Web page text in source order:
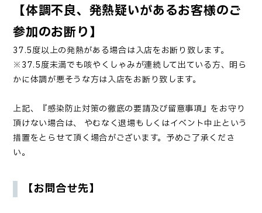
【体調不良、発熱疑いがあるお客様のご
参加のお断り】
37.5度以上の発熱がある場合は入店をお断り致します。
※37.5度未満でも咳やくしゃみが連続して出ている方、明ら
かに体調が悪そうな方は入店をお断り致します。
上記、『感染防止対策の徹底の要請及び留意事項』をお守り
頂けない場合は、 やむなく退場もしくはイベント中止という
措置をとらせて頂く場合がございます。予めご了承くださ
い。
【お問合せ先】